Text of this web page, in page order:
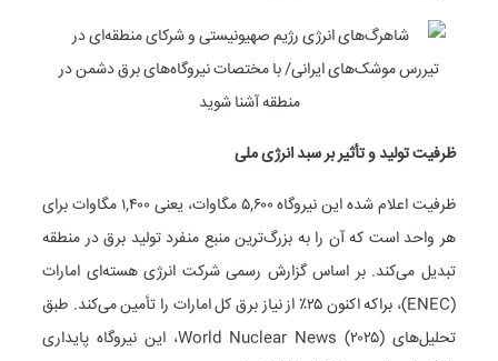
ظرفیت تولید و تأثیر بر سبد انرژی ملی
ظرفیت اعلام شده این نیروگاه ۵,۶۰۰ مگاوات، یعنی ۱,۴۰۰ مگاوات برای
هر واحد است که آن را به بزرگ‌ترین منبع منفرد تولید برق در منطقه
تبدیل می‌کند. بر اساس گزارش رسمی شرکت انرژی هسته‌ای امارات
(ENEC)، براکه اکنون ۲۵٪ از نیاز برق کل امارات را تأمین می‌کند. طبق
تحلیل‌های World Nuclear News (۲۰۲۵)، این نیروگاه پایداری